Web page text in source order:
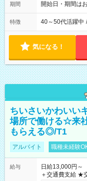
期間 開始日・期間は
特徴 40～50代活躍中 /
気になる！
ちいさいかわいい
場所で働ける☆来
もらえる◎/T1
アルバイト 職種未経験
給与
日給13,000円～
＋交通費支給 ★交通費全額支給！ ┗案件により規定あり ★日払